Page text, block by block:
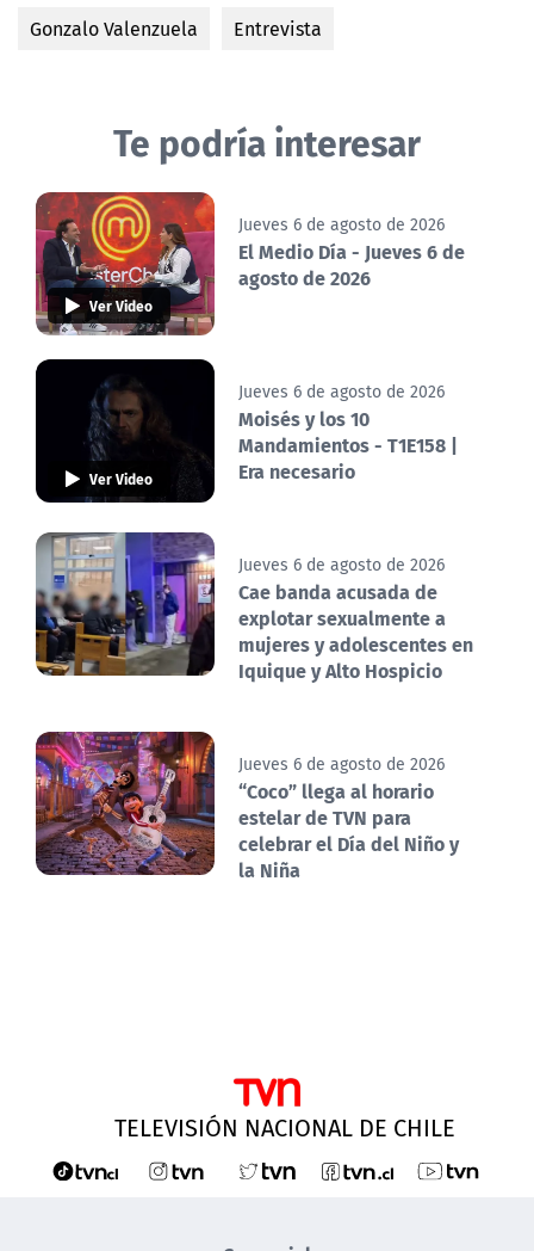
Gonzalo Valenzuela Entrevista
Te podría interesar
Ver Video
Jueves 6 de agosto de 2026
El Medio Día - Jueves 6 de
agosto de 2026
Ver Video
Jueves 6 de agosto de 2026
Moisés y los 10
Mandamientos - T1E158 |
Era necesario
Jueves 6 de agosto de 2026
Cae banda acusada de
explotar sexualmente a
mujeres y adolescentes en
Iquique y Alto Hospicio
Jueves 6 de agosto de 2026
“Coco” llega al horario
estelar de TVN para
celebrar el Día del Niño y
la Niña
TELEVISIÓN NACIONAL DE CHILE